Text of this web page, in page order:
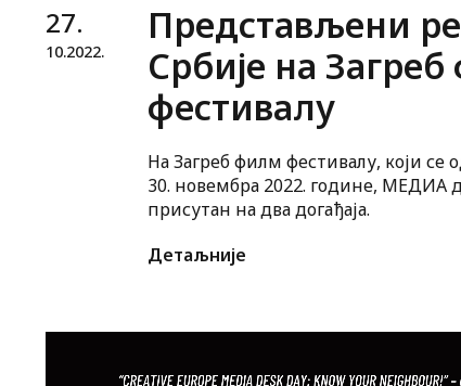
27.
10.2022.
Представљени
Србије на
фестивалу
На Загреб филм фестивалу, који се
30. новембра 2022. године, МЕДИА
присутан на два догађаја.
Детаљније